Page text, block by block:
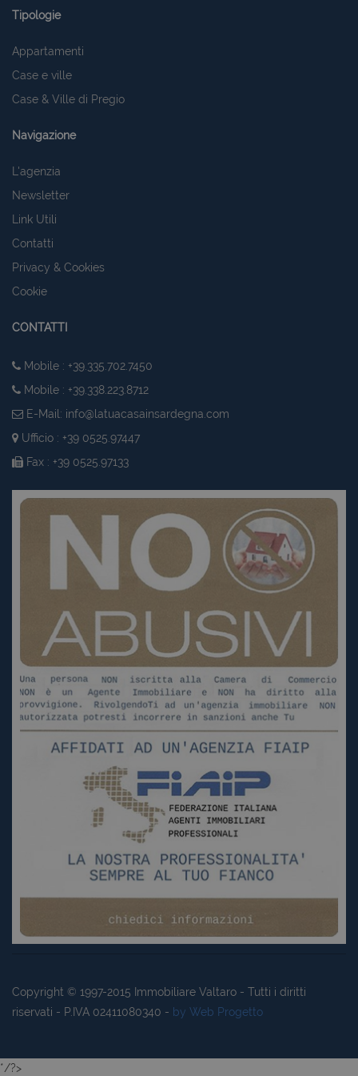
Tipologie
Appartamenti
Case e ville
Case & Ville di Pregio
Navigazione
L'agenzia
Newsletter
Link Utili
Contatti
Privacy & Cookies
Cookie
CONTATTI
Mobile : +39.335.702.7450
Mobile : +39.338.223.8712
E-Mail: info@latuacasainsardegna.com
Ufficio : +39 0525.97447
Fax : +39 0525.97133
Copyright © 1997-2015 Immobiliare Valtaro - Tutti i diritti
riservati - P.IVA 02411080340 - by Web Progetto
*/?>